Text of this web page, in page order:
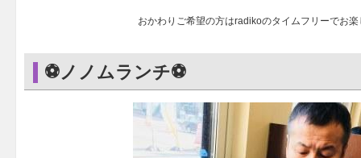
おかわりご希望の方はradikoのタイムフリーでお
⚽ノノムランチ⚽